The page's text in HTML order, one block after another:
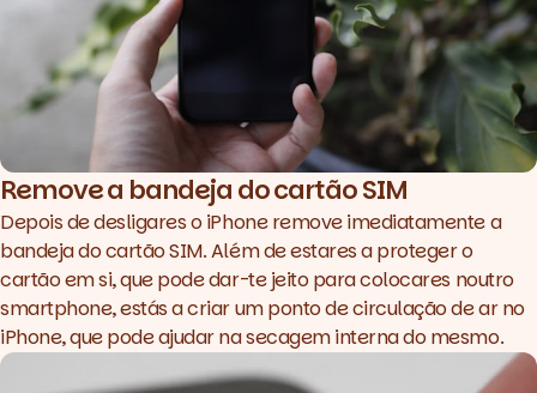
Remove a bandeja do cartão SIM
Depois de desligares o iPhone remove imediatamente a
bandeja do cartão SIM. Além de estares a proteger o
cartão em si, que pode dar-te jeito para colocares noutro
smartphone, estás a criar um ponto de circulação de ar no
iPhone, que pode ajudar na secagem interna do mesmo.